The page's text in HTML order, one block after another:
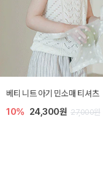
아롬 아기 점프수트
10% 27,000원 30,000원